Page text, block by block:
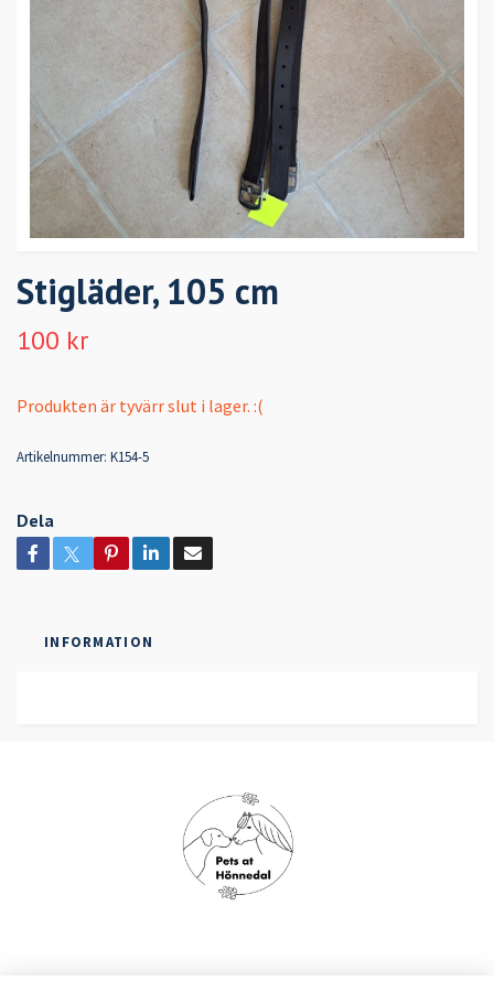
Stigläder, 105 cm
100 kr
Produkten är tyvärr slut i lager. :(
Artikelnummer: K154-5
Dela
INFORMATION